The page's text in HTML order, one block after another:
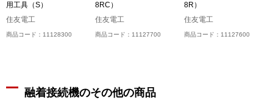
用工具（S）
住友電工
商品コード：11128300
8RC）
住友電工
商品コード：11127700
8R）
住友電工
商品コード：11127600
融着接続機のその他の商品